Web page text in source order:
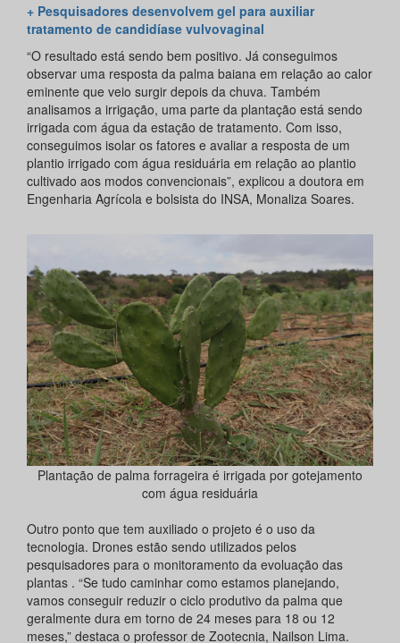
+ Pesquisadores desenvolvem gel para auxiliar
tratamento de candidíase vulvovaginal
“O resultado está sendo bem positivo. Já conseguimos
observar uma resposta da palma baiana em relação ao calor
eminente que veio surgir depois da chuva. Também
analisamos a irrigação, uma parte da plantação está sendo
irrigada com água da estação de tratamento. Com isso,
conseguimos isolar os fatores e avaliar a resposta de um
plantio irrigado com água residuária em relação ao plantio
cultivado aos modos convencionais”, explicou a doutora em
Engenharia Agrícola e bolsista do INSA, Monaliza Soares.
Plantação de palma forrageira é irrigada por gotejamento
com água residuária
Outro ponto que tem auxiliado o projeto é o uso da
tecnologia. Drones estão sendo utilizados pelos
pesquisadores para o monitoramento da evoluação das
plantas . “Se tudo caminhar como estamos planejando,
vamos conseguir reduzir o ciclo produtivo da palma que
geralmente dura em torno de 24 meses para 18 ou 12
meses,” destaca o professor de Zootecnia, Nailson Lima.